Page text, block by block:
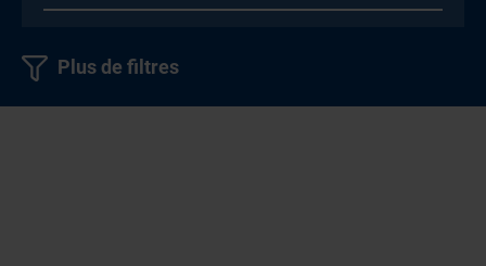
Plus de filtres